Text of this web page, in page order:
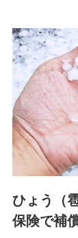
た維持管理
連する当社
（なお、当
情報を取引
るために利
上記に係る
3.セミナー
各種セミナ
上記に係る
4.家族・友
被紹介者へ
けている保
ひょう（
保険で補